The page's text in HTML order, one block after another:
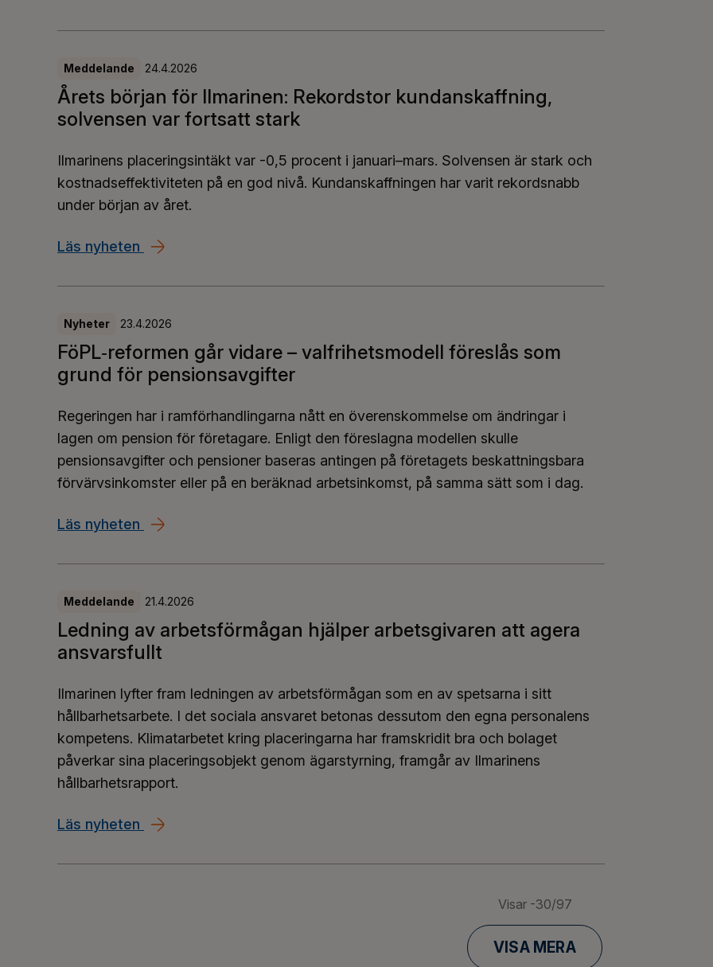
Meddelande 24.4.2026
Årets början för Ilmarinen: Rekordstor kundanskaffning,
solvensen var fortsatt stark
Ilmarinens placeringsintäkt var -0,5 procent i januari–mars. Solvensen är stark och
kostnadseffektiviteten på en god nivå. Kundanskaffningen har varit rekordsnabb
under början av året.
Läs nyheten Årets början för Ilmarinen: Rekordstor kundanskaffning, solvensen var fortsatt stark
Nyheter 23.4.2026
FöPL‑reformen går vidare – valfrihetsmodell föreslås som
grund för pensionsavgifter
Regeringen har i ramförhandlingarna nått en överenskommelse om ändringar i
lagen om pension för företagare. Enligt den föreslagna modellen skulle
pensionsavgifter och pensioner baseras antingen på företagets beskattningsbara
förvärvsinkomster eller på en beräknad arbetsinkomst, på samma sätt som i dag.
Läs nyheten FöPL‑reformen går vidare – valfrihetsmodell föreslås som grund för
Meddelande 21.4.2026
Ledning av arbetsförmågan hjälper arbetsgivaren att agera
ansvarsfullt
Ilmarinen lyfter fram ledningen av arbetsförmågan som en av spetsarna i sitt
hållbarhetsarbete. I det sociala ansvaret betonas dessutom den egna personalens
kompetens. Klimatarbetet kring placeringarna har framskridit bra och bolaget
påverkar sina placeringsobjekt genom ägarstyrning, framgår av Ilmarinens
hållbarhetsrapport.
Läs nyheten Ledning av arbetsförmågan hjälper arbetsgivaren att agera ansvarsfullt
Visar -30/97
VISA MERA